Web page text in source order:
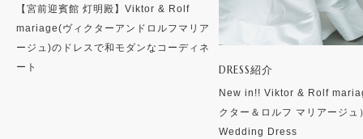
【宮前迎賓館 灯明殿】Viktor & Rolf
mariage(ヴィクターアンドロルフマリア
ージュ)のドレスで和モダンなコーディネ
ート
DRESS紹介
New in!! Viktor & Rolf
クター＆ロルフ マリアージュ
Wedding Dress